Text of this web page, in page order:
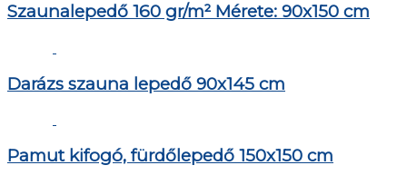
Szaunalepedő 160 gr/m² Mérete: 90x150 cm
Darázs szauna lepedő 90x145 cm
Pamut kifogó, fürdőlepedő 150x150 cm